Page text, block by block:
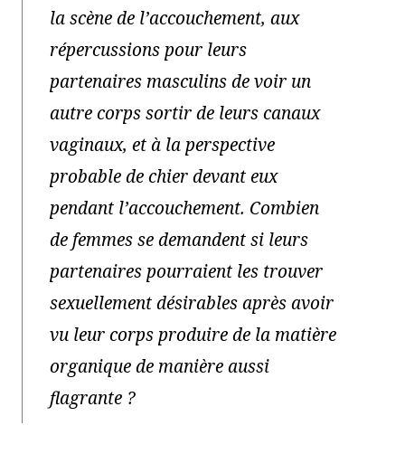
la scène de l’accouchement, aux
répercussions pour leurs
partenaires masculins de voir un
autre corps sortir de leurs canaux
vaginaux, et à la perspective
probable de chier devant eux
pendant l’accouchement. Combien
de femmes se demandent si leurs
partenaires pourraient les trouver
sexuellement désirables après avoir
vu leur corps produire de la matière
organique de manière aussi
flagrante ?